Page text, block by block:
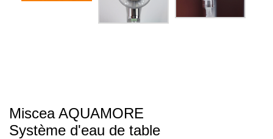
Miscea AQUAMORE
Système d'eau de table